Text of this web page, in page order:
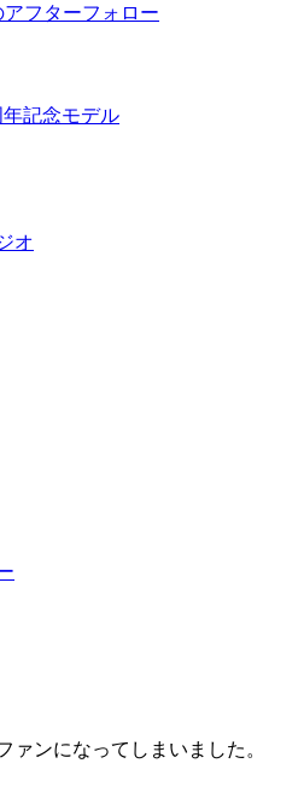
フターフォロー
年記念モデル
オ
ァンになってしまいました。